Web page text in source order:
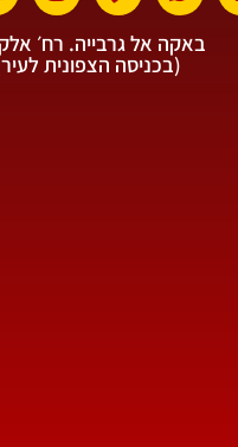
באקה אל גרבייה. רח׳
(בכניסה הצפונית